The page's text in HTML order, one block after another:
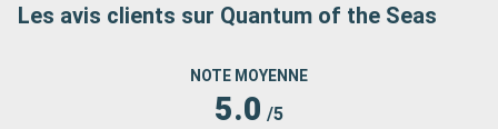
Les avis clients sur Quantum of the Seas
NOTE MOYENNE
5.0 /5